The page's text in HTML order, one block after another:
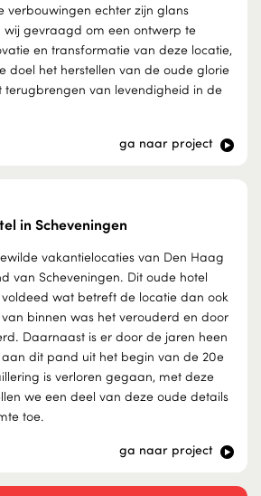
verbouwingen echter zijn glans
wij gevraagd om een ontwerp te
en transformatie van deze locatie,
doel het herstellen van de oude glorie
terugbrengen van levendigheid in de
ga naar project
in Scheveningen
vakantielocaties van Den Haag
van Scheveningen. Dit oude hotel
wat betreft de locatie dan ook
binnen was het verouderd en door
Daarnaast is er door de jaren heen
dit pand uit het begin van de 20e
is verloren gegaan, met deze
we een deel van deze oude details
toe.
ga naar project